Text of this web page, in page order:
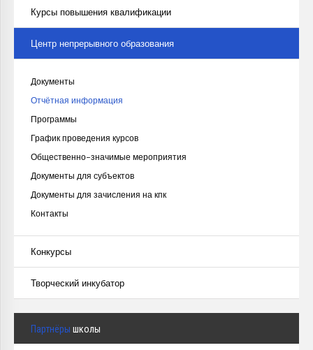
Курсы повышения квалификации
Центр непрерывного образования
Документы
Отчётная информация
Программы
График проведения курсов
Общественно-значимые мероприятия
Документы для субъектов
Документы для зачисления на кпк
Контакты
Конкурсы
Творческий инкубатор
Партнёры школы